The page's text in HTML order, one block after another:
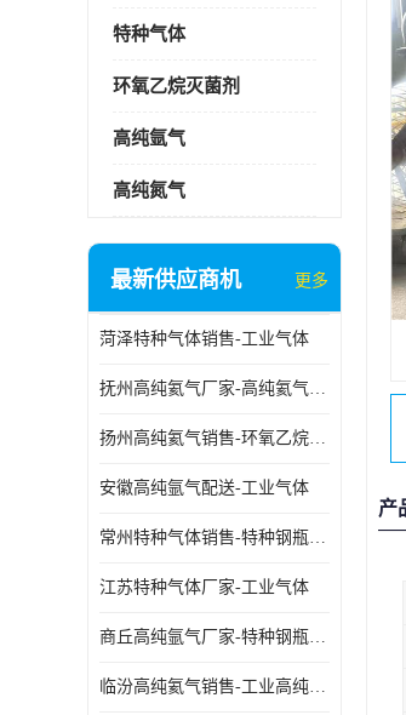
特种气体
环氧乙烷灭菌剂
高纯氩气
高纯氮气
最新供应商机 更多
菏泽特种气体销售-工业气体
抚州高纯氦气厂家-高纯氦气标准气体
扬州高纯氦气销售-环氧乙烷灭菌剂
安徽高纯氩气配送-工业气体
常州特种气体销售-特种钢瓶年检配件销售
江苏特种气体厂家-工业气体
商丘高纯氩气厂家-特种钢瓶年检配件销售
临汾高纯氦气销售-工业高纯氦气
产